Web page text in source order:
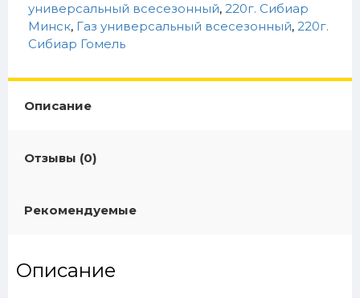
универсальный всесезонный, 220г. Сибиар
Минск, Газ универсальный всесезонный, 220г.
Сибиар Гомель
Описание
Отзывы (0)
Рекомендуемые
Описание